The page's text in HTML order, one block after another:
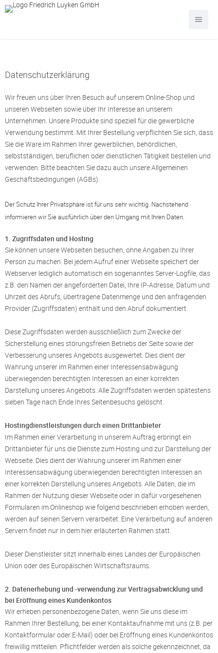
Datenschutzerklärung
Wir freuen uns über Ihren Besuch auf unserem Online-Shop und
unseren Webseiten sowie über Ihr Interesse an unserem
Unternehmen. Unsere Produkte sind speziell für die gewerbliche
Verwendung bestimmt. Mit Ihrer Bestellung verpflichten Sie sich, dass
Sie die Ware im Rahmen Ihrer gewerblichen, behördlichen,
selbstständigen, beruflichen oder dienstlichen Tätigkeit bestellen und
verwenden. Bitte beachten Sie dazu auch unsere Allgemeinen
Geschäftsbedingungen (AGBs).
Der Schutz Ihrer Privatsphäre ist für uns sehr wichtig. Nachstehend
informieren wir Sie ausführlich über den Umgang mit Ihren Daten.
1. Zugriffsdaten und Hosting
Sie können unsere Webseiten besuchen, ohne Angaben zu Ihrer
Person zu machen. Bei jedem Aufruf einer Webseite speichert der
Webserver lediglich automatisch ein sogenanntes Server-Logfile, das
z.B. den Namen der angeforderten Datei, Ihre IP-Adresse, Datum und
Uhrzeit des Abrufs, übertragene Datenmenge und den anfragenden
Provider (Zugriffsdaten) enthält und den Abruf dokumentiert.
Diese Zugriffsdaten werden ausschließlich zum Zwecke der
Sicherstellung eines störungsfreien Betriebs der Seite sowie der
Verbesserung unseres Angebots ausgewertet. Dies dient der
Wahrung unserer im Rahmen einer Interessensabwägung
überwiegenden berechtigten Interessen an einer korrekten
Darstellung unseres Angebots. Alle Zugriffsdaten werden spätestens
sieben Tage nach Ende Ihres Seitenbesuchs gelöscht.
Hostingdienstleistungen durch einen Drittanbieter
Im Rahmen einer Verarbeitung in unserem Auftrag erbringt ein
Drittanbieter für uns die Dienste zum Hosting und zur Darstellung der
Webseite. Dies dient der Wahrung unserer im Rahmen einer
Interessensabwägung überwiegenden berechtigten Interessen an
einer korrekten Darstellung unseres Angebots. Alle Daten, die im
Rahmen der Nutzung dieser Webseite oder in dafür vorgesehenen
Formularen im Onlineshop wie folgend beschrieben erhoben werden,
werden auf seinen Servern verarbeitet. Eine Verarbeitung auf anderen
Servern findet nur in dem hier erläuterten Rahmen statt.
Dieser Dienstleister sitzt innerhalb eines Landes der Europäischen
Union oder des Europäischen Wirtschaftsraums.
2. Datenerhebung und -verwendung zur Vertragsabwicklung und
bei Eröffnung eines Kundenkontos
Wir erheben personenbezogene Daten, wenn Sie uns diese im
Rahmen Ihrer Bestellung, bei einer Kontaktaufnahme mit uns (z.B. per
Kontaktformular oder E-Mail) oder bei Eröffnung eines Kundenkontos
freiwillig mitteilen. Pflichtfelder werden als solche gekennzeichnet, da